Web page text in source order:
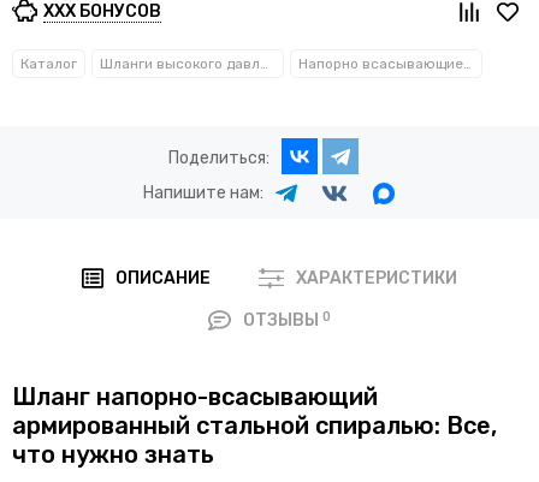
XXX БОНУСОВ
Каталог Шланги высокого давления Напорно всасывающие шланги
Поделиться:
Напишите нам:
ОПИСАНИЕ ХАРАКТЕРИСТИКИ
ОТЗЫВЫ 0
Шланг напорно-всасывающий
армированный стальной спиралью: Все,
что нужно знать